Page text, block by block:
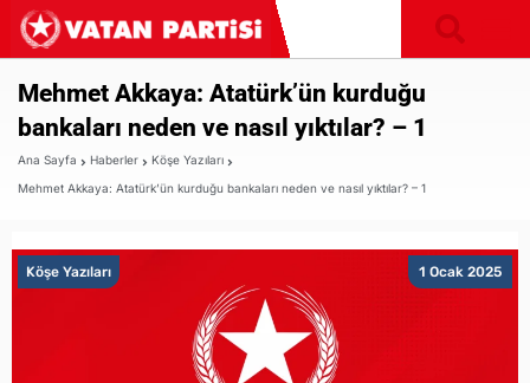
Mehmet Akkaya: Atatürk’ün kurduğu
bankaları neden ve nasıl yıktılar? – 1
Ana Sayfa Haberler
Köşe Yazıları
Mehmet Akkaya: Atatürk’ün kurduğu bankaları neden ve nasıl yıktılar? – 1
1 Ocak 2025
Köşe Yazıları